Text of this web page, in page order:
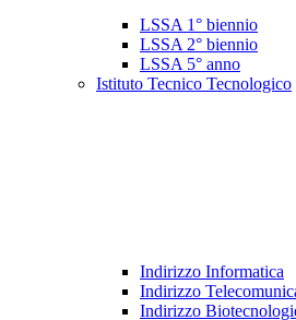
LSSA 1° biennio
LSSA 2° biennio
LSSA 5° anno
Istituto Tecnico Tecnologico
Indirizzo Informatica
Indirizzo
Indirizzo